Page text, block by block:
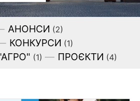
АНОНСИ (2)
КОНКУРСИ (1)
(1) ПРОЄКТИ (4)